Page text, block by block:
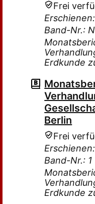
Frei
Band-Nr.:
Erdkunde
Berlin
Frei
Band-Nr.: 1
Erdkunde